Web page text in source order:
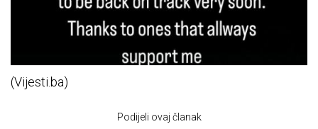
(Vijesti.ba)
Podijeli ovaj članak